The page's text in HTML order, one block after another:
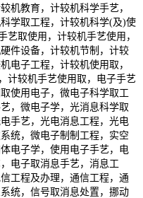
机教育，计较机科学手艺，
学取工程，计较机科学(及)使
艺取使用，计较机手艺使用，
件设备，计较机节制，计较
电子工程，计较机使用取，
计较机手艺使用取，电子手艺
使用电子，微电子科学取工
，微电子学，光消息科学取
手艺，光电消息工程，光电
统，微电子制制工程，实空
电子学，使用电子手艺，电
电子取消息手艺，消息工
工程及办理，通信工程，通
统，信号取消息处置，挪动